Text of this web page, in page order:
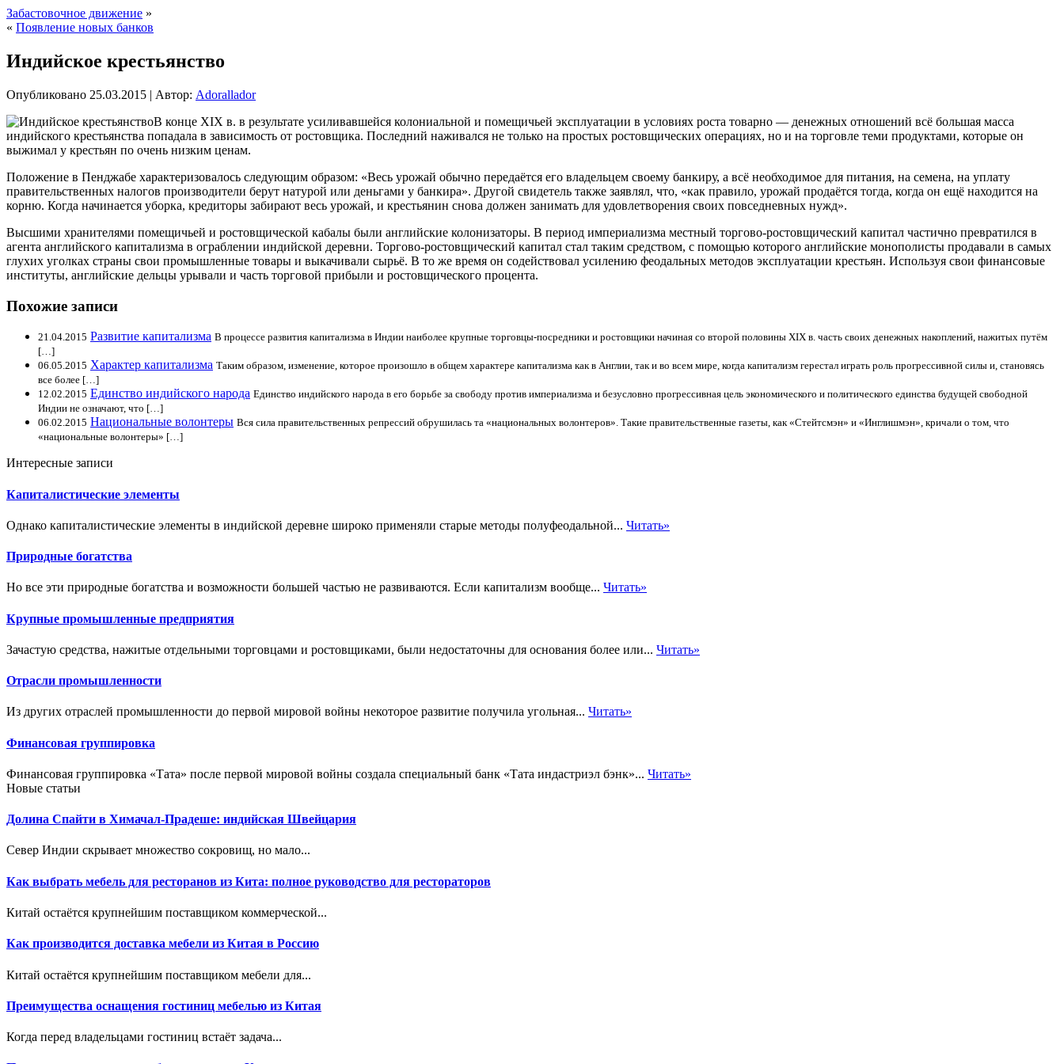
Забастовочное движение »
« Появление новых банков
Индийское крестьянство
Опубликовано 25.03.2015 | Автор: Adorallador
В конце XIX в. в результате усиливавшейся колониальной и помещичьей эксплуатации в условиях роста товарно — денежных отношений всё большая масса
индийского крестьянства попадала в зависимость от ростовщика. Последний наживался не только на простых ростовщических операциях, но и на торговле теми продуктами, которые он
выжимал у крестьян по очень низким ценам.
Положение в Пенджабе характеризовалось следующим образом: «Весь урожай обычно передаётся его владельцем своему банкиру, а всё необходимое для питания, на семена, на уплату
правительственных налогов производители берут натурой или деньгами у банкира». Другой свидетель также заявлял, что, «как правило, урожай продаётся тогда, когда он ещё находится на
корню. Когда начинается уборка, кредиторы забирают весь урожай, и крестьянин снова должен занимать для удовлетворения своих повседневных нужд».
Высшими хранителями помещичьей и ростовщической кабалы были английские колонизаторы. В период империализма местный торгово-ростовщический капитал частично превратился в
агента английского капитализма в ограблении индийской деревни. Торгово-ростовщический капитал стал таким средством, с помощью которого английские монополисты продавали в самых
глухих уголках страны свои промышленные товары и выкачивали сырьё. В то же время он содействовал усилению феодальных методов эксплуатации крестьян. Используя свои финансовые
институты, английские дельцы урывали и часть торговой прибыли и ростовщического процента.
Похожие записи
21.04.2015 Развитие капитализма В процессе развития капитализма в Индии наиболее крупные торговцы-посредники и ростовщики начиная со второй половины XIX в. часть своих денежных накоплений, нажитых путём
[…]
06.05.2015 Характер капитализма Таким образом, изменение, которое произошло в общем характере капитализма как в Англии, так и во всем мире, когда капитализм герестал играть роль прогрессивной силы и, становясь
все более […]
12.02.2015 Единство индийского народа Единство индийского народа в его борьбе за свободу против империализма и безусловно прогрессивная цель экономического и политического единства будущей свободной
Индии не означают, что […]
06.02.2015 Национальные волонтеры Вся сила правительственных репрессий обрушилась та «национальных волонтеров». Такие правительственные газеты, как «Стейтсмэн» и «Инглишмэн», кричали о том, что
«национальные волонтеры» […]
Интересные записи
Капиталистические элементы
Однако капиталистические элементы в индийской деревне широко применяли старые методы полуфеодальной... Читать»
Природные богатства
Но все эти природные богатства и возможности большей частью не развиваются. Если капитализм вообще... Читать»
Крупные промышленные предприятия
Зачастую средства, нажитые отдельными торговцами и ростовщиками, были недостаточны для основания более или... Читать»
Отрасли промышленности
Из других отраслей промышленности до первой мировой войны некоторое развитие получила угольная... Читать»
Финансовая группировка
Финансовая группировка «Тата» после первой мировой войны создала специальный банк «Тата индастриэл бэнк»... Читать»
Новые статьи
Долина Спайти в Химачал-Прадеше: индийская Швейцария
Север Индии скрывает множество сокровищ, но мало...
Как выбрать мебель для ресторанов из Кита: полное руководство для рестораторов
Китай остаётся крупнейшим поставщиком коммерческой...
Как производится доставка мебели из Китая в Россию
Китай остаётся крупнейшим поставщиком мебели для...
Преимущества оснащения гостиниц мебелью из Китая
Когда перед владельцами гостиниц встаёт задача...